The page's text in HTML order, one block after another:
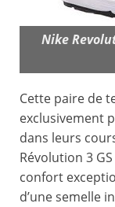
Nike
Cette paire de
exclusivement
dans leurs
Révolution 3
confort
d’une semelle